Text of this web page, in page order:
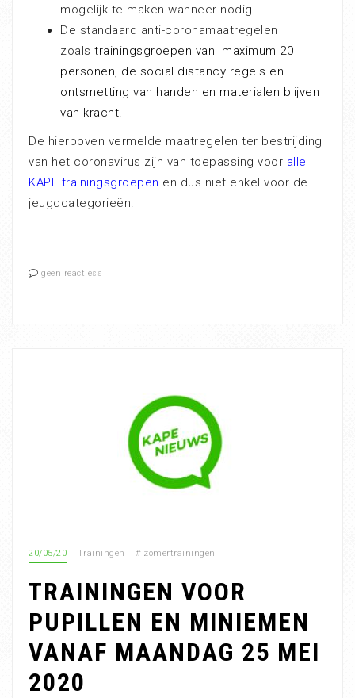
mogelijk te maken wanneer nodig.
De standaard anti-coronamaatregelen
zoals trainingsgroepen van maximum 20
personen, de social distancy regels en
ontsmetting van handen en materialen blijven
van kracht.
De hierboven vermelde maatregelen ter bestrijding
van het coronavirus zijn van toepassing voor alle
KAPE trainingsgroepen en dus niet enkel voor de
jeugdcategorieën.
geen reactiess
20/05/20 Trainingen # zomertrainingen
TRAININGEN VOOR
PUPILLEN EN MINIEMEN
VANAF MAANDAG 25 MEI
2020